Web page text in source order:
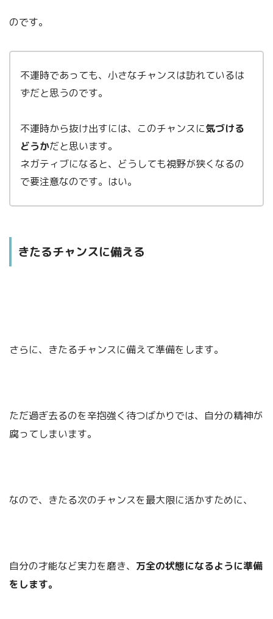
のです。
不運時であっても、小さなチャンスは訪れているは
ずだと思うのです。
不運時から抜け出すには、このチャンスに気づける
どうかだと思います。
ネガティブになると、どうしても視野が狭くなるの
で要注意なのです。はい。
きたるチャンスに備える
さらに、きたるチャンスに備えて準備をします。
ただ過ぎ去るのを辛抱強く待つばかりでは、自分の精神が
腐ってしまいます。
なので、きたる次のチャンスを最大限に活かすために、
自分の才能など実力を磨き、 万全の状態になるように準備
をします。